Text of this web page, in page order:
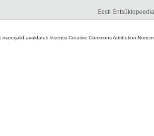
Eesti
materjalid avaldatud litsentsi Creative Commons Attribution-